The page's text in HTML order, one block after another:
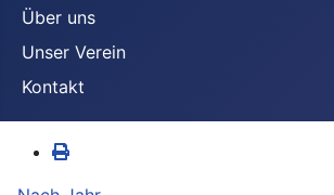
Über uns
Unser Verein
Kontakt